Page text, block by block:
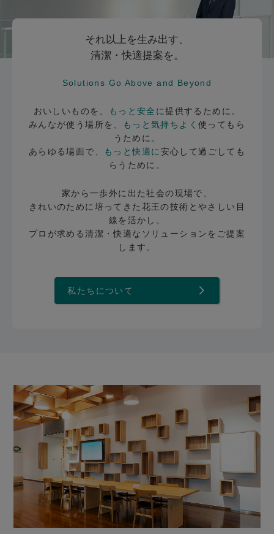
それ以上を生み出す、
清潔・快適提案を。
Solutions Go Above and Beyond
おいしいものを、 もっと安全に提供するために。
みんなが使う場所を、
もっと気持ちよく使ってもら
うために。
あらゆる場面で、
もっと快適に安心して過ごしても
らうために。
家から一歩外に出た社会の現場で、
きれいのために培ってきた花王の技術とやさしい目
線を活かし、
プロが求める清潔・快適なソリューションをご提案
します。
私たちについて